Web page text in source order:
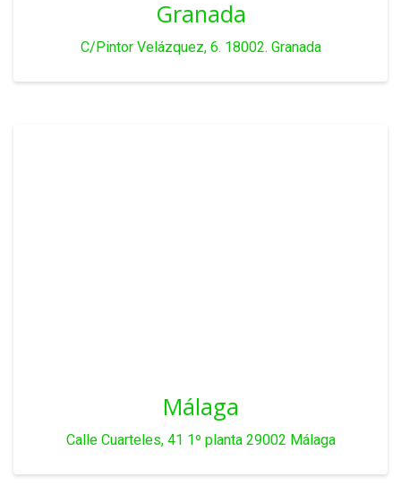
Granada
C/Pintor Velázquez, 6. 18002. Granada
Málaga
Calle Cuarteles, 41 1º planta 29002 Málaga